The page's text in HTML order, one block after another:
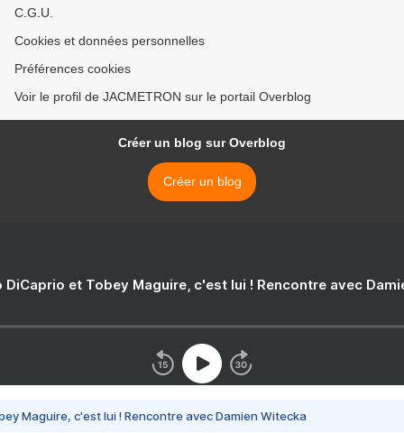
C.G.U.
Cookies et données personnelles
Préférences cookies
Voir le profil de JACMETRON sur le portail Overblog
Créer un blog sur Overblog
Créer un blog
DiCaprio et Tobey Maguire, c'est lui ! Rencontre avec
Maguire, c'est lui ! Rencontre avec Damien Witecka